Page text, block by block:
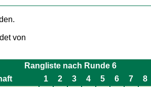
von
Rangliste nach Runde 6
1 2 3 4 5 6 7 8